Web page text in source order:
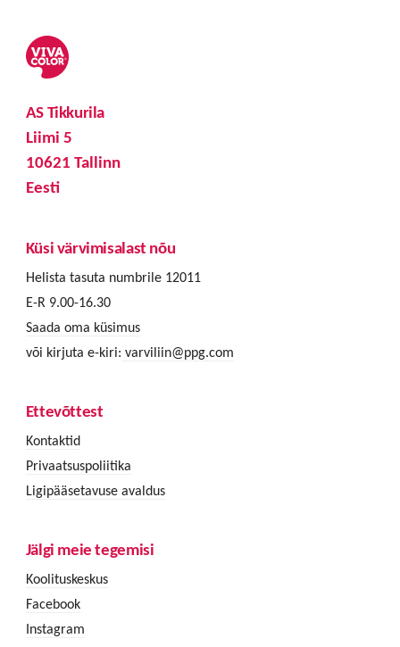
AS Tikkurila
Liimi 5
10621 Tallinn
Eesti
Küsi värvimisalast nõu
Helista tasuta numbrile 12011
E-R 9.00-16.30
Saada oma küsimus
või kirjuta e-kiri: varviliin@ppg.com
Ettevõttest
Kontaktid
Privaatsuspoliitika
Ligipääsetavuse avaldus
Jälgi meie tegemisi
Koolituskeskus
Facebook
Instagram